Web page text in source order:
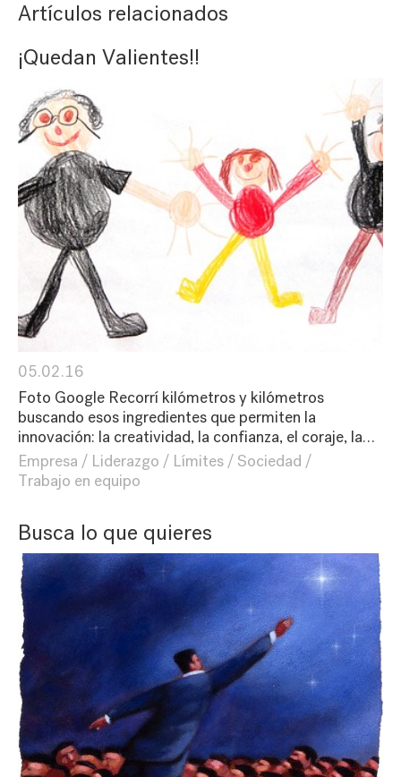
Artículos relacionados
¡Quedan Valientes!!
05.02.16
Foto Google Recorrí kilómetros y kilómetros
buscando esos ingredientes que permiten la
innovación: la creatividad, la confianza, el coraje, la…
Empresa
Liderazgo Límites
Sociedad
Trabajo en equipo
Busca lo que quieres